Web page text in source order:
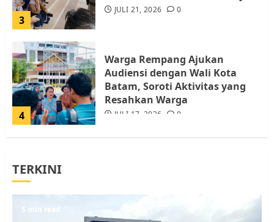
3
JULI 21, 2026 0
4
Warga Rempang Ajukan
Audiensi dengan Wali Kota
Batam, Soroti Aktivitas yang
Resahkan Warga
JULI 17, 2026 0
5
TERKINI
5 min read